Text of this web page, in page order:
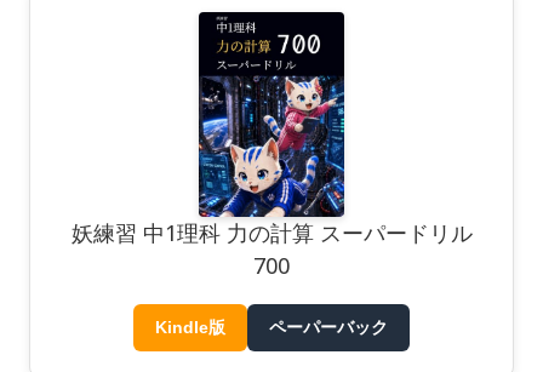
妖練習 中1理科 力の計算 スーパードリル
700
Kindle版 ペーパーバック